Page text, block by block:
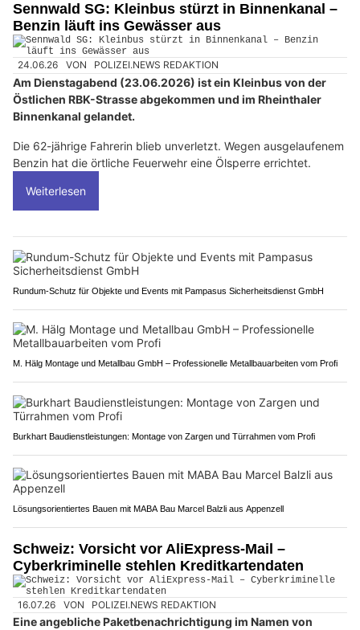
Sennwald SG: Kleinbus stürzt in Binnenkanal –
Benzin läuft ins Gewässer aus
24.06.26 VON POLIZEI.NEWS REDAKTION
Am Dienstagabend (23.06.2026) ist ein Kleinbus von der
Östlichen RBK-Strasse abgekommen und im Rheinthaler
Binnenkanal gelandet.
Die 62-jährige Fahrerin blieb unverletzt. Wegen ausgelaufenem
Benzin hat die örtliche Feuerwehr eine Ölsperre errichtet.
Weiterlesen
Rundum-Schutz für Objekte und Events mit Pampasus Sicherheitsdienst GmbH
M. Hälg Montage und Metallbau GmbH – Professionelle Metallbauarbeiten vom Profi
Burkhart Baudienstleistungen: Montage von Zargen und Türrahmen vom Profi
Lösungsorientiertes Bauen mit MABA Bau Marcel Balzli aus Appenzell
Schweiz: Vorsicht vor AliExpress-Mail –
Cyberkriminelle stehlen Kreditkartendaten
16.07.26 VON POLIZEI.NEWS REDAKTION
Eine angebliche Paketbenachrichtigung im Namen von